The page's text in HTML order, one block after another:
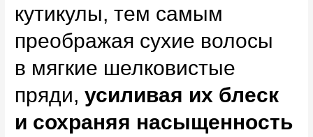
кутикулы, тем самым
преображая сухие волосы
в мягкие шелковистые
пряди,усиливая их блеск
и сохраняя насыщенность